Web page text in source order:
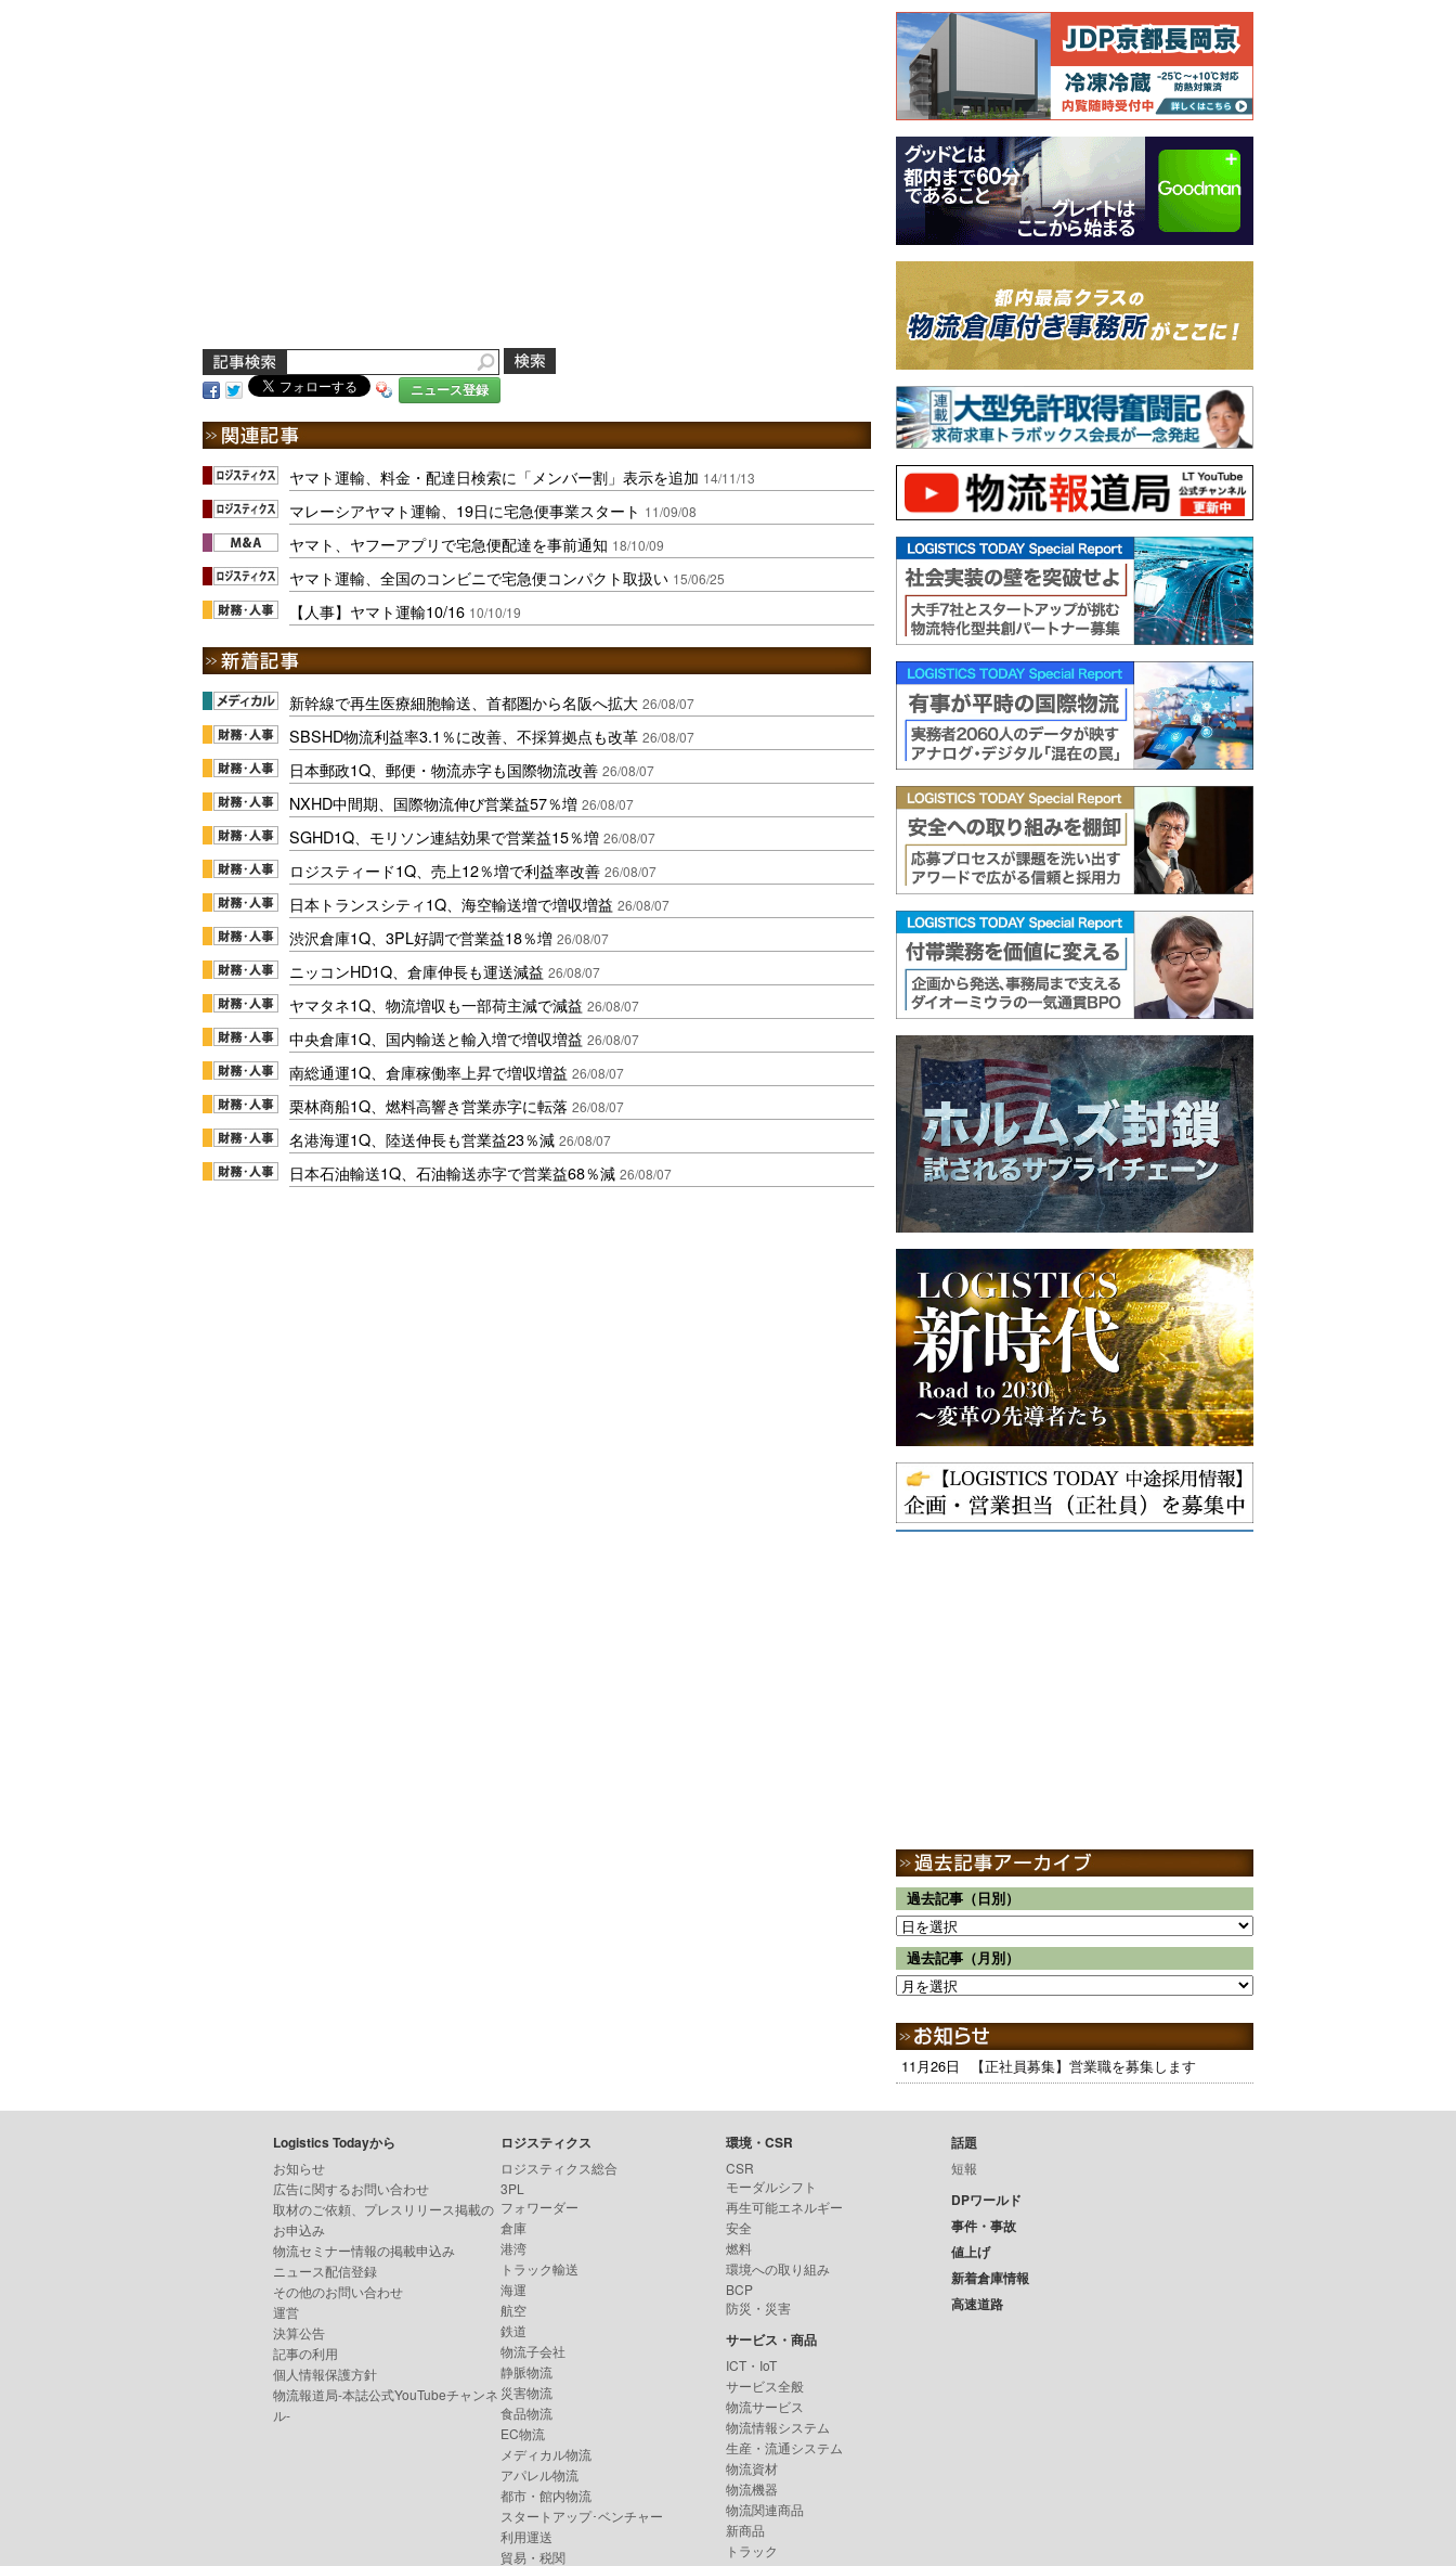
ニュース登録
ヤマト運輸、料金・配達日検索に「メンバー割」表示を追加 14/11/13
マレーシアヤマト運輸、19日に宅急便事業スタート 11/09/08
ヤマト、ヤフーアプリで宅急便配達を事前通知 18/10/09
ヤマト運輸、全国のコンビニで宅急便コンパクト取扱い 15/06/25
【人事】ヤマト運輸10/16 10/10/19
新幹線で再生医療細胞輸送、首都圏から名阪へ拡大 26/08/07
SBSHD物流利益率3.1％に改善、不採算拠点も改革 26/08/07
日本郵政1Q、郵便・物流赤字も国際物流改善 26/08/07
NXHD中間期、国際物流伸び営業益57％増 26/08/07
SGHD1Q、モリソン連結効果で営業益15％増 26/08/07
ロジスティード1Q、売上12％増で利益率改善 26/08/07
日本トランスシティ1Q、海空輸送増で増収増益 26/08/07
渋沢倉庫1Q、3PL好調で営業益18％増 26/08/07
ニッコンHD1Q、倉庫伸長も運送減益 26/08/07
ヤマタネ1Q、物流増収も一部荷主減で減益 26/08/07
中央倉庫1Q、国内輸送と輸入増で増収増益 26/08/07
南総通運1Q、倉庫稼働率上昇で増収増益 26/08/07
栗林商船1Q、燃料高響き営業赤字に転落 26/08/07
名港海運1Q、陸送伸長も営業益23％減 26/08/07
日本石油輸送1Q、石油輸送赤字で営業益68％減 26/08/07
過去記事（日別）
過去記事（月別）
11月26日 【正社員募集】営業職を募集します
Logistics Todayから
お知らせ
広告に関するお問い合わせ
取材のご依頼、プレスリリース掲載の
お申込み
物流セミナー情報の掲載申込み
ニュース配信登録
その他のお問い合わせ
運営
決算公告
記事の利用
個人情報保護方針
物流報道局-本誌公式YouTubeチャンネ
ル-
ロジスティクス
ロジスティクス総合
3PL
フォワーダー
倉庫
港湾
トラック輸送
海運
航空
鉄道
物流子会社
静脈物流
災害物流
食品物流
EC物流
メディカル物流
アパレル物流
都市・館内物流
スタートアップ･ベンチャー
利用運送
貿易・税関
環境・CSR
CSR
モーダルシフト
再生可能エネルギー
安全
燃料
環境への取り組み
BCP
防災・災害
サービス・商品
ICT・IoT
サービス全般
物流サービス
物流情報システム
生産・流通システム
物流資材
物流機器
物流関連商品
新商品
トラック
話題
短報
DPワールド
事件・事故
値上げ
新着倉庫情報
高速道路